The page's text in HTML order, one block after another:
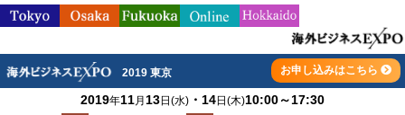
2019 東京 お申し込みはこちら
2019年11月 13日 (水) ・14日 (木)10:00～17:30